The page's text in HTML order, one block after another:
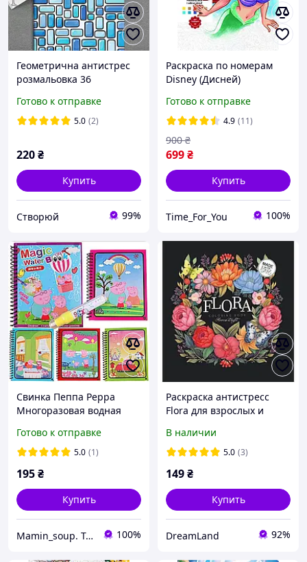
Геометрична антистрес
розмальовка 36
28х21 см.
Готово к отправке
5.0 (2)
220₴
Купить
Створюй 99%
Раскраска по номерам
Disney (Дисней)
Принцессы). Арт-
терапия, Польское
издательство
Готово к отправке
4.9 (11)
699₴
900 ₴
Купить
Time_For_You 100%
Свинка Пеппа Peppa
Многоразовая водная
Готово к отправке
5.0 (1)
195₴
Купить
Mamin_soup. Товари для дітей та їхньої безпеки 100%
Раскраска антистресс
Flora для взрослых и
В наличии
5.0 (3)
149₴
Купить
DreamLand 92%